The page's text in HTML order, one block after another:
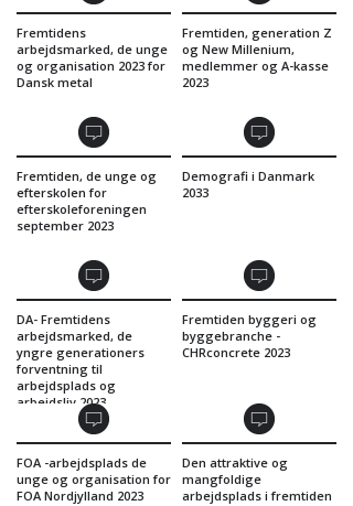
Fremtidens
arbejdsmarked, de unge
og organisation 2023 for
Dansk metal
Fremtiden, generation Z
og New Millenium,
medlemmer og A-kasse
2023
Fremtiden, de unge og
efterskolen for
efterskoleforeningen
september 2023
Demografi i Danmark
2033
DA- Fremtidens
arbejdsmarked, de
yngre generationers
forventning til
arbejdsplads og
arbejdsliv 2023
Fremtiden byggeri og
byggebranche -
CHRconcrete 2023
FOA -arbejdsplads de
unge og organisation for
FOA Nordjylland 2023
Den attraktive og
mangfoldige
arbejdsplads i fremtiden